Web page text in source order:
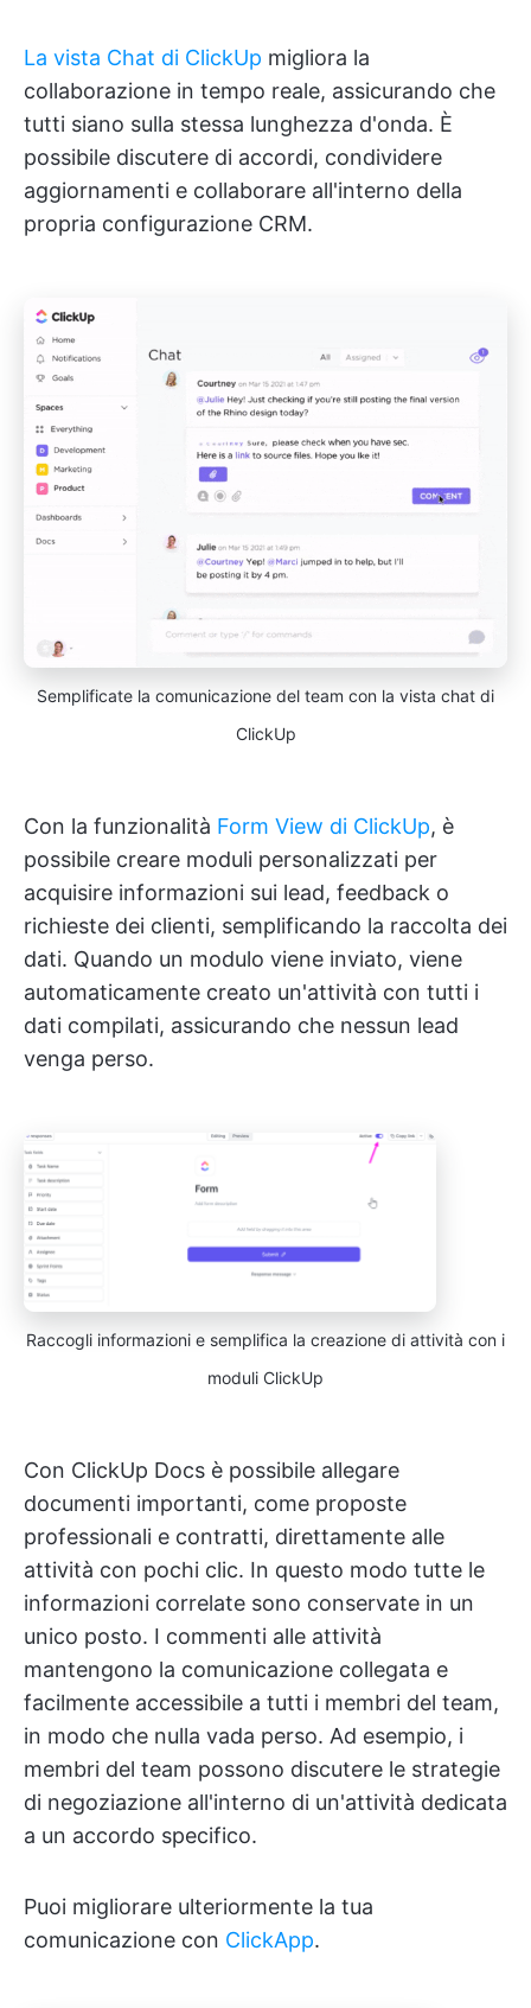
La vista Chat di ClickUp migliora la
collaborazione in tempo reale, assicurando che
tutti siano sulla stessa lunghezza d'onda. È
possibile discutere di accordi, condividere
aggiornamenti e collaborare all'interno della
propria configurazione CRM.
Semplificate la comunicazione del team con la vista chat di
ClickUp
Con la funzionalità Form View di ClickUp, è
possibile creare moduli personalizzati per
acquisire informazioni sui lead, feedback o
richieste dei clienti, semplificando la raccolta dei
dati. Quando un modulo viene inviato, viene
automaticamente creato un'attività con tutti i
dati compilati, assicurando che nessun lead
venga perso.
Raccogli informazioni e semplifica la creazione di attività con i
moduli ClickUp
Con ClickUp Docs è possibile allegare
documenti importanti, come proposte
professionali e contratti, direttamente alle
attività con pochi clic. In questo modo tutte le
informazioni correlate sono conservate in un
unico posto. I commenti alle attività
mantengono la comunicazione collegata e
facilmente accessibile a tutti i membri del team,
in modo che nulla vada perso. Ad esempio, i
membri del team possono discutere le strategie
di negoziazione all'interno di un'attività dedicata
a un accordo specifico.
Puoi migliorare ulteriormente la tua
comunicazione con ClickApp.